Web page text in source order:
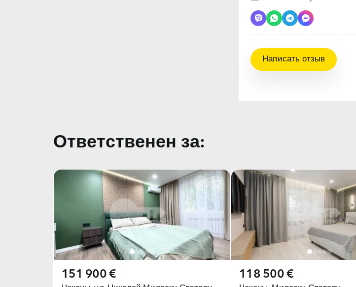
Написать отзыв
Ответственен за:
151 900 € 118 500 €